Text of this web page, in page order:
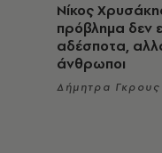
Νίκος
πρόβλημα δεν
αδέσποτα,
άνθρωποι
Δήμητρα Γκρους